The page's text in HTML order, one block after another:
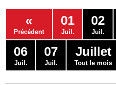
Services
Contacts
«
Précédent
01
Juil.
02
Juil.
06
Juil.
07
Juil.
Juillet
Tout le mois